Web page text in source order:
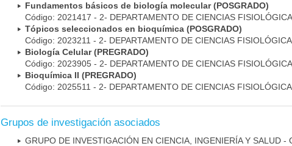
Fundamentos básicos de biología molecular (POSGRADO)
Código: 2021417 - 2- DEPARTAMENTO DE CIENCIAS
Tópicos seleccionados en bioquímica (POSGRADO)
Código: 2023211 - 2- DEPARTAMENTO DE CIENCIAS
Biología Celular (PREGRADO)
Código: 2023905 - 2- DEPARTAMENTO DE CIENCIAS
Bioquímica II (PREGRADO)
Código: 2025511 - 2- DEPARTAMENTO DE CIENCIAS
Grupos de investigación asociados
GRUPO DE INVESTIGACIÓN EN CIENCIA, INGENIERÍA Y SALUD -